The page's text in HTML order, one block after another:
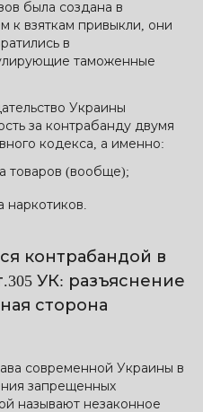
была создана в
взяткам привыкли, они
в
таможенные
Украины
за контрабанду двумя
кодекса, а именно:
товаров (вообще);
наркотиков.
контрабандой в
УК: разъяснение
сторона
современной Украины в
запрещенных
называют незаконное